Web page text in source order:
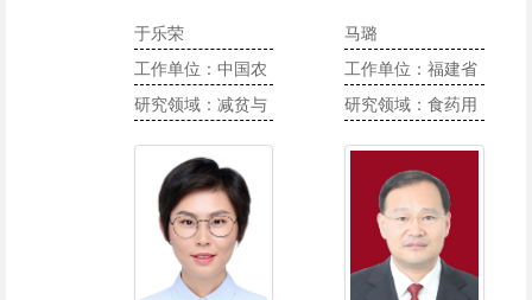
于乐荣
工作单位：中国农
业大学人文与发展
学院/国际发展与全
球农业学院
研究领域：减贫与
发展；政策/项目影
响评价
马璐
工作单位：福建省
农业科学院食用菌
研究所
研究领域：食药用
菌生理生化与工厂
化栽培工艺